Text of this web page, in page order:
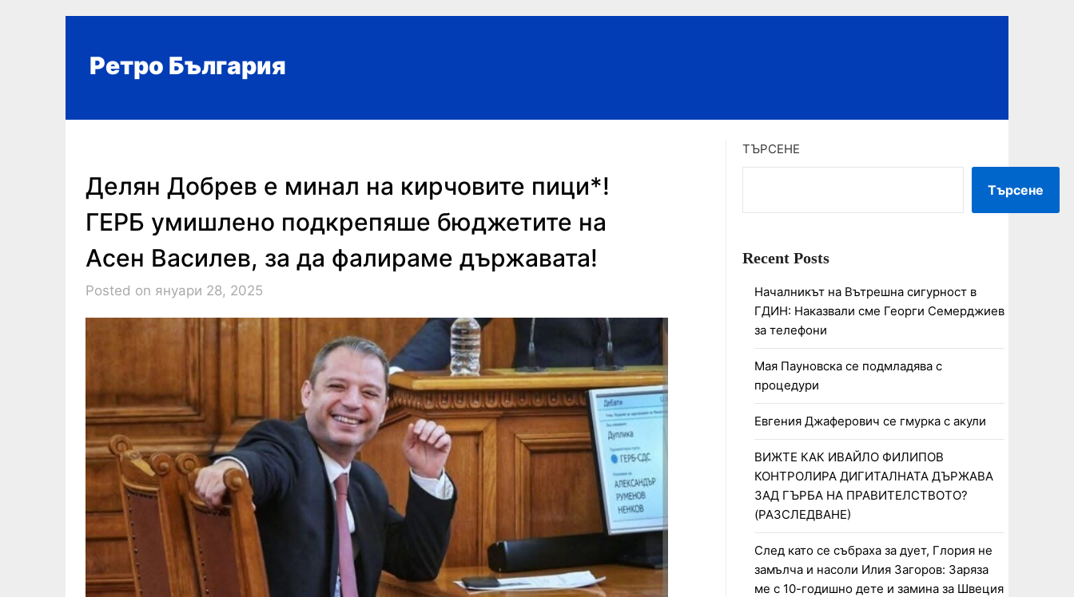
Ретро България
Делян Добрев е минал на кирчовите пици*!
ГЕРБ умишлено подкрепяше бюджетите на
Асен Василев, за да фалираме държавата!
Posted on януари 28, 2025
ТЪРСЕНЕ
Търсене
Recent Posts
Началникът на Вътрешна сигурност в
ГДИН: Наказвали сме Георги Семерджиев
за телефони
Мая Пауновска се подмладява с
процедури
Евгения Джаферович се гмурка с акули
ВИЖТЕ КАК ИВАЙЛО ФИЛИПОВ
КОНТРОЛИРА ДИГИТАЛНАТА ДЪРЖАВА
ЗАД ГЪРБА НА ПРАВИТЕЛСТВОТО?
(РАЗСЛЕДВАНЕ)
След като се събраха за дует, Глория не
замълча и насоли Илия Загоров: Заряза
ме с 10-годишно дете и замина за Швеция